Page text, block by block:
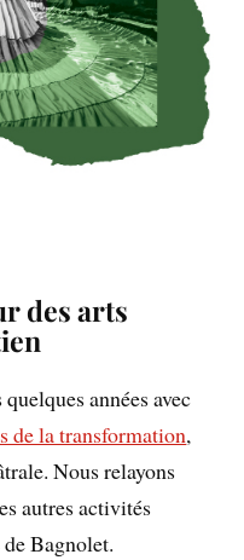
des arts
années avec
de la transformation,
Nous relayons
autres activités
Bagnolet.